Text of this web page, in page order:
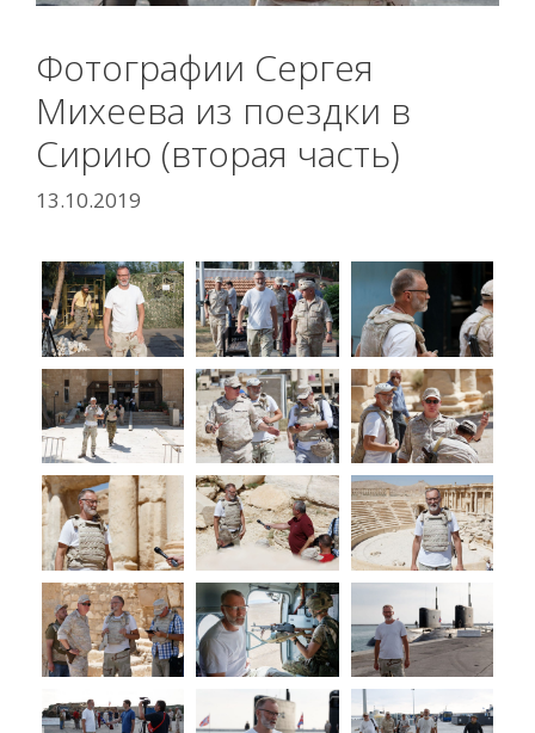
Фотографии Сергея
Михеева из поездки в
Сирию (вторая часть)
13.10.2019